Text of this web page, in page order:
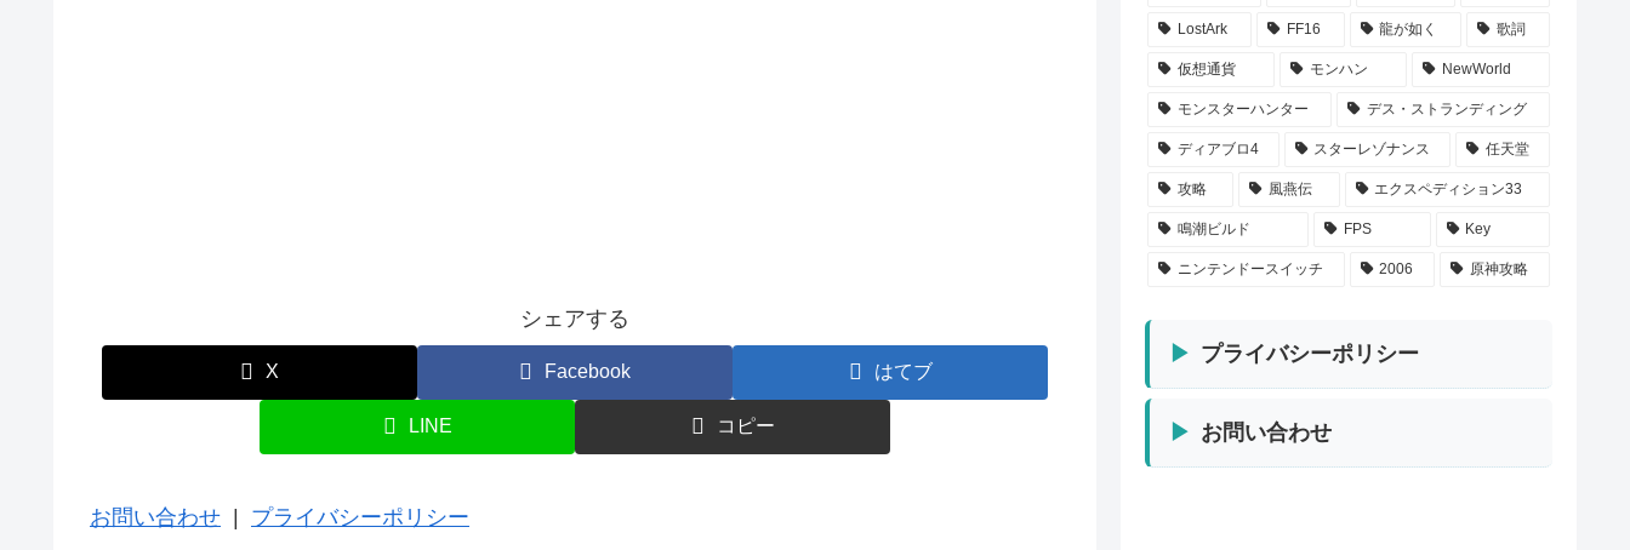
シェアする
X Facebook はてブ
LINE コピー
お問い合わせ | プライバシーポリシー
LostArk FF16 龍が如く 歌詞
仮想通貨 モンハン NewWorld
モンスターハンター デス・ストランディング
ディアブロ4 スターレゾナンス 任天堂
攻略 風燕伝 エクスペディション33
鳴潮ビルド FPS Key
ニンテンドースイッチ 2006 原神攻略
プライバシーポリシー
お問い合わせ